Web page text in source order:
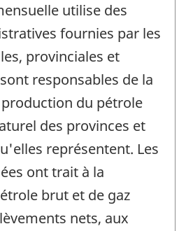
utilise des
fournies par les
provinciales et
responsables de la
du pétrole
des provinces et
représentent. Les
ont trait à la
brut et de gaz
nets, aux